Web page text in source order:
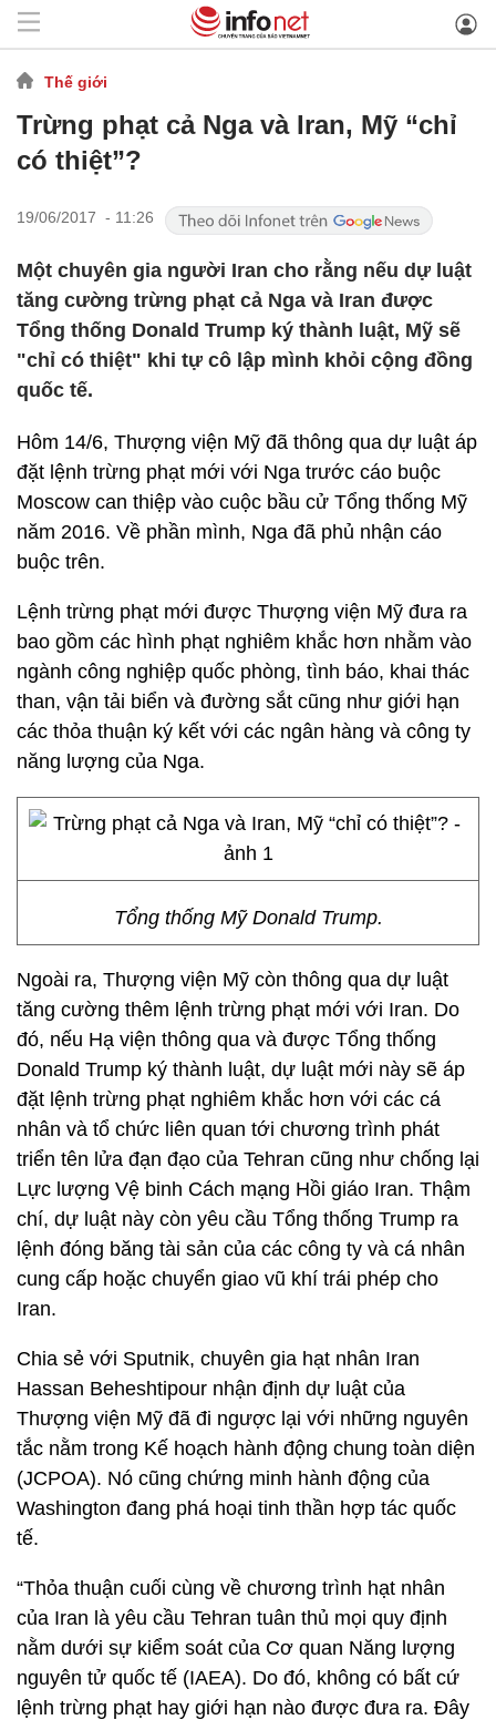
Thế giới
Trừng phạt cả Nga và Iran, Mỹ “chỉ
có thiệt”?
19/06/2017 - 11:26
Một chuyên gia người Iran cho rằng nếu dự luật
tăng cường trừng phạt cả Nga và Iran được
Tổng thống Donald Trump ký thành luật, Mỹ sẽ
"chỉ có thiệt" khi tự cô lập mình khỏi cộng đồng
quốc tế.
Hôm 14/6, Thượng viện Mỹ đã thông qua dự luật áp
đặt lệnh trừng phạt mới với Nga trước cáo buộc
Moscow can thiệp vào cuộc bầu cử Tổng thống Mỹ
năm 2016. Về phần mình, Nga đã phủ nhận cáo
buộc trên.
Lệnh trừng phạt mới được Thượng viện Mỹ đưa ra
bao gồm các hình phạt nghiêm khắc hơn nhằm vào
ngành công nghiệp quốc phòng, tình báo, khai thác
than, vận tải biển và đường sắt cũng như giới hạn
các thỏa thuận ký kết với các ngân hàng và công ty
năng lượng của Nga.
Tổng thống Mỹ Donald Trump.
Ngoài ra, Thượng viện Mỹ còn thông qua dự luật
tăng cường thêm lệnh trừng phạt mới với Iran. Do
đó, nếu Hạ viện thông qua và được Tổng thống
Donald Trump ký thành luật, dự luật mới này sẽ áp
đặt lệnh trừng phạt nghiêm khắc hơn với các cá
nhân và tổ chức liên quan tới chương trình phát
triển tên lửa đạn đạo của Tehran cũng như chống lại
Lực lượng Vệ binh Cách mạng Hồi giáo Iran. Thậm
chí, dự luật này còn yêu cầu Tổng thống Trump ra
lệnh đóng băng tài sản của các công ty và cá nhân
cung cấp hoặc chuyển giao vũ khí trái phép cho
Iran.
Chia sẻ với Sputnik, chuyên gia hạt nhân Iran
Hassan Beheshtipour nhận định dự luật của
Thượng viện Mỹ đã đi ngược lại với những nguyên
tắc nằm trong Kế hoạch hành động chung toàn diện
(JCPOA). Nó cũng chứng minh hành động của
Washington đang phá hoại tinh thần hợp tác quốc
tế.
“Thỏa thuận cuối cùng về chương trình hạt nhân
của Iran là yêu cầu Tehran tuân thủ mọi quy định
nằm dưới sự kiểm soát của Cơ quan Năng lượng
nguyên tử quốc tế (IAEA). Do đó, không có bất cứ
lệnh trừng phạt hay giới hạn nào được đưa ra. Đây